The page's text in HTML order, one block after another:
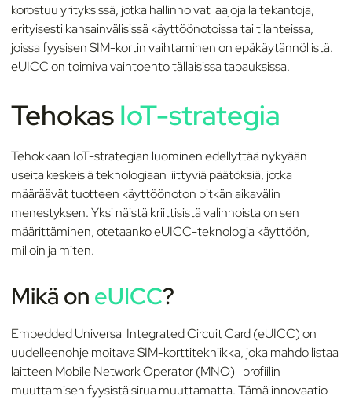
korostuu yrityksissä, jotka hallinnoivat laajoja laitekantoja,
erityisesti kansainvälisissä käyttöönotoissa tai tilanteissa,
joissa fyysisen SIM-kortin vaihtaminen on epäkäytännöllistä.
eUICC on toimiva vaihtoehto tällaisissa tapauksissa.
TehokasIoT-strategia
Tehokkaan IoT-strategian luominen edellyttää nykyään
useita keskeisiä teknologiaan liittyviä päätöksiä, jotka
määräävät tuotteen käyttöönoton pitkän aikavälin
menestyksen. Yksi näistä kriittisistä valinnoista on sen
määrittäminen, otetaanko eUICC-teknologia käyttöön,
milloin ja miten.
Mikä on eUICC?
Embedded Universal Integrated Circuit Card (eUICC) on
uudelleenohjelmoitava SIM-korttitekniikka, joka mahdollistaa
laitteen Mobile Network Operator (MNO) -profiilin
muuttamisen fyysistä sirua muuttamatta. Tämä innovaatio